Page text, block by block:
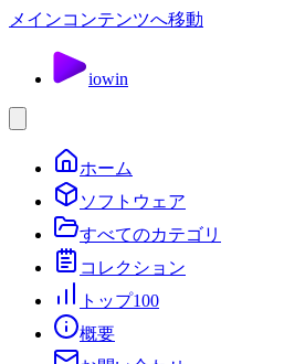
メインコンテンツへ移動
iowin
ホーム
ソフトウェア
すべてのカテゴリ
コレクション
トップ100
概要